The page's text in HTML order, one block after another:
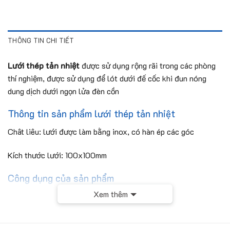
THÔNG TIN CHI TIẾT
Lưới thép tản nhiệt được sử dụng rộng rãi trong các phòng
thí nghiệm, được sử dụng để lót dưới đế cốc khi đun nóng
dung dịch dưới ngọn lửa đèn cồn
Thông tin sản phẩm lưới thép tản nhiệt
Chât liêu: lưới được làm bằng inox, có hàn ép các góc
Kích thước lưới: 100x100mm
Công dụng của sản phẩm
Dùng trong phòng thí nghiệm ứng dụng lót dưới đế cốc khi đun
Xem thêm